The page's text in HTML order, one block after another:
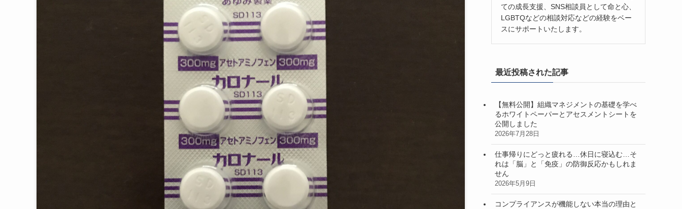
ての成長支援、SNS相談員として命と心、
LGBTQなどの相談対応などの経験をベー
スにサポートいたします。
最近投稿された記事
【無料公開】組織マネジメントの基礎を学べ
るホワイトペーパーとアセスメントシートを
公開しました
2026年7月28日
仕事帰りにどっと疲れる…休日に寝込む…そ
れは「脳」と「免疫」の防御反応かもしれま
せん
2026年5月9日
コンプライアンスが機能しない本当の理由と